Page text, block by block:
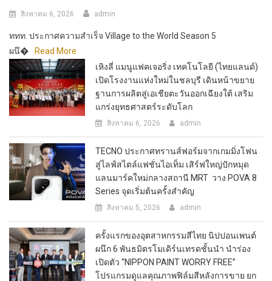
สิงหาคม 6, 2026 admin
ททท. ประกาศความสำเร็จ Village to the World Season 5
ผนึ�
Read More
เหิงลี่ แมนูแฟคเจอริ่ง เทคโนโลยี (ไทยแลนด์)
เปิดโรงงานแห่งใหม่ในชลบุรี เดินหน้าขยาย
ฐานการผลิตสู่เอเชียตะวันออกเฉียงใต้ เสริม
แกร่งยุทธศาสตร์ระดับโลก
สิงหาคม 6, 2026 admin
TECNO ประกาศทรานส์ฟอร์มจากเกมมิ่งโฟน
สู่ไลฟ์สไตล์แฟชั่นไอเท็ม เสิร์ฟใหญ่ปักหมุด
แลนมาร์คใหม่กลางสถานี MRT วาง POVA 8
Series จุดเริ่มต้นครั้งสำคัญ
สิงหาคม 5, 2026 admin
ครั้งแรกของอุตสาหกรรมสีไทย นิปปอนเพนต์
ผนึก 6 พันธมิตรโมเดิร์นเทรดชั้นนำ นำร่อง
เปิดตัว “NIPPON PAINT WORRY FREE”
โปรแกรมดูแลคุณภาพฟิล์มสีหลังการขาย ยก